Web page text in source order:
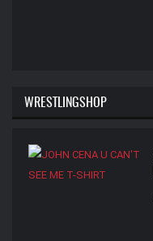
WRESTLINGSHOP